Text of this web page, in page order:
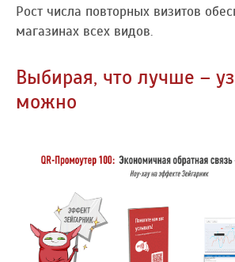
Рост числа повторных визитов
магазинах всех видов.
Выбирая, что лучше –
можно